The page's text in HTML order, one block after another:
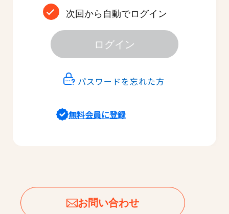
次回から自動でログイン
ログイン
パスワードを忘れた方
無料会員に登録
お問い合わせ